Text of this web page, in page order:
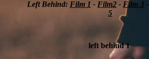
Left Behind: Film 1 - Film2- Film 3-
5
left behind 1